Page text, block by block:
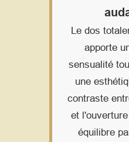
Le dos
apporte
sensualité
une
contraste
et
équilibre